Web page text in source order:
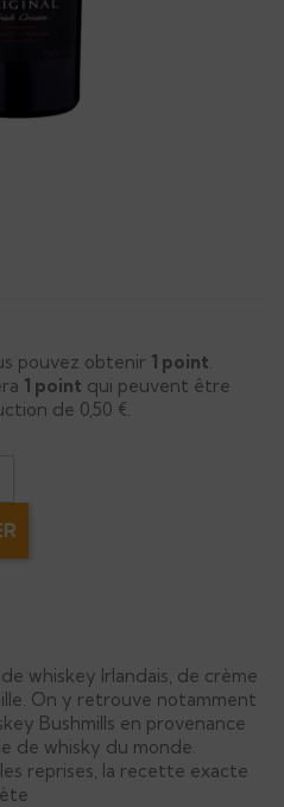
pouvez obtenir 1 point.
1 point qui peuvent être
de 0,50 €.
whiskey Irlandais, de crème
On y retrouve notamment
Bushmills en provenance
de whisky du monde.
reprises, la recette exacte